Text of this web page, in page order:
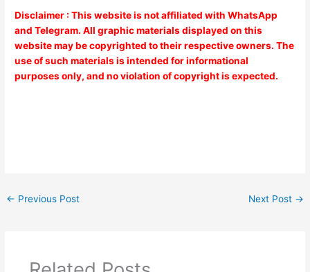
Disclaimer : This website is not affiliated with WhatsApp
and Telegram. All graphic materials displayed on this
website may be copyrighted to their respective owners. The
use of such materials is intended for informational
purposes only, and no violation of copyright is expected.
← Previous Post Next Post →